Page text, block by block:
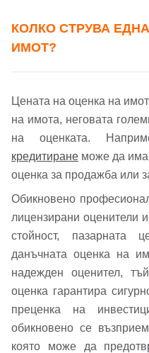
КОЛКО СТРУВА
ИМОТ?
Цената на оценка на
на имота, неговата
на оценката.
кредитиране може да има
оценка за продажба или
Обикновено
лицензирани оценители
стойност, пазарната
данъчната оценка на
надежден оценител,
оценка гарантира
преценка на
обикновено се
която може да